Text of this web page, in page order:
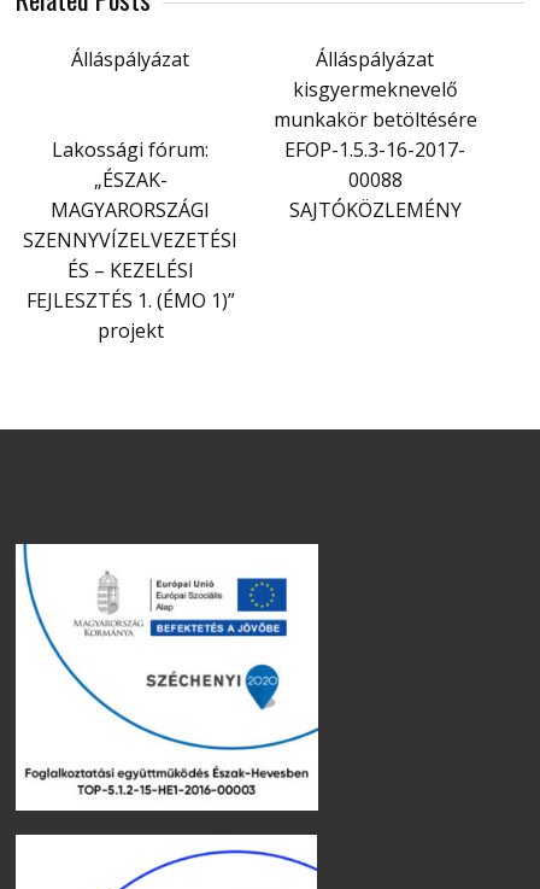
Álláspályázat
Álláspályázat
kisgyermeknevelő
munkakör betöltésére
Lakossági fórum:
„ÉSZAK-
MAGYARORSZÁGI
SZENNYVÍZELVEZETÉSI
ÉS – KEZELÉSI
FEJLESZTÉS 1. (ÉMO 1)”
projekt
EFOP-1.5.3-16-2017-
00088
SAJTÓKÖZLEMÉNY